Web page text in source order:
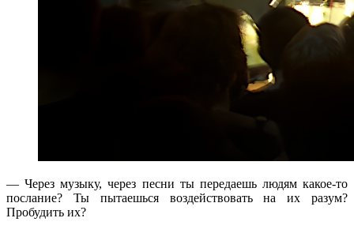
— Через музыку, через песни ты передаешь людям какое-то
послание? Ты пытаешься воздействовать на их разум?
Пробудить их?